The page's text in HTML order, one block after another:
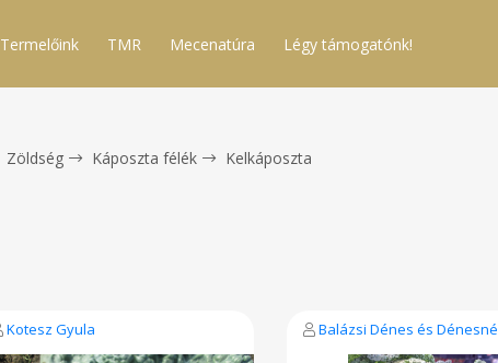
Termelőink TMR Mecenatúra Légy támogatónk!
Zöldség Káposzta félék Kelkáposzta
Kotesz Gyula Balázsi Dénes és Dénesné